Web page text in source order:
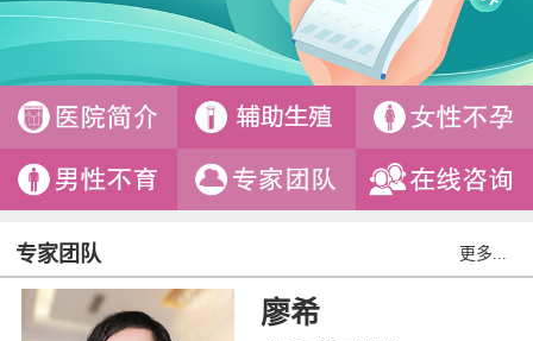
专家团队 更多...
廖希